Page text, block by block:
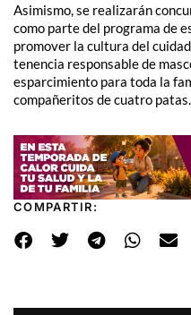
Asimismo, se realizarán
como parte del programa de
promover la cultura del
tenencia responsable de
esparcimiento para toda la
compañeritos de cuatro patas.
COMPARTIR: